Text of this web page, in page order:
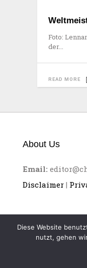
Foto:
der
READ MORE
About Us
Email:
Disclaimer |
Diese Website
nutzt, gehen